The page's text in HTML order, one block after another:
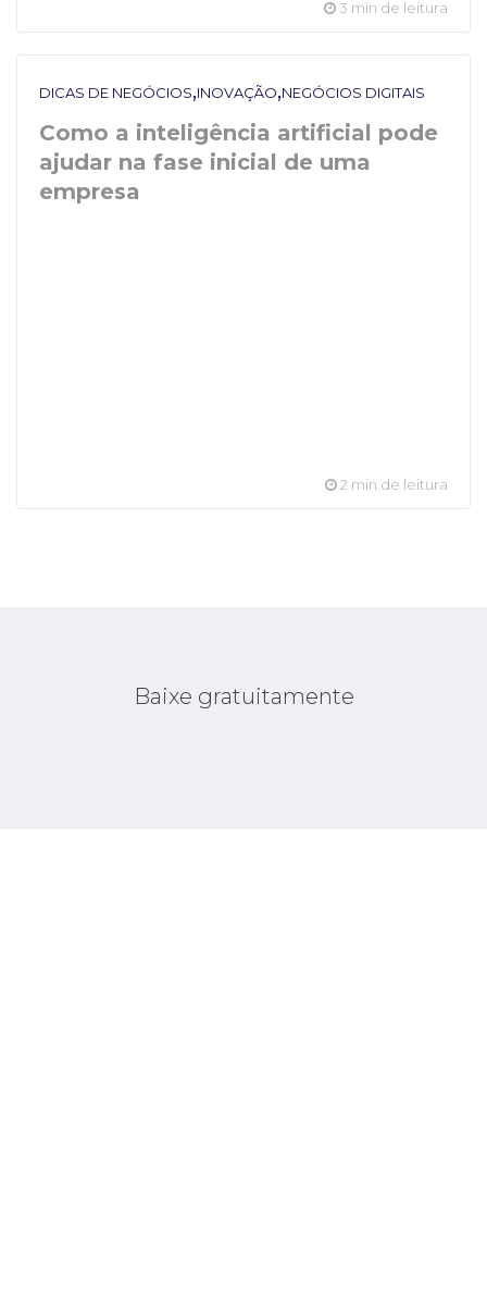
3 min de leitura
DICAS DE NEGÓCIOS,INOVAÇÃO,NEGÓCIOS DIGITAIS
Como a inteligência artificial pode
ajudar na fase inicial de uma
empresa
2 min de leitura
Baixe gratuitamente